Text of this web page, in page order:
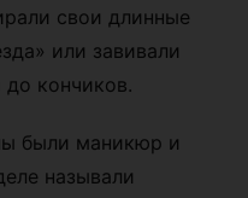
свои длинные
или завивали
кончиков.
были маникюр и
называли